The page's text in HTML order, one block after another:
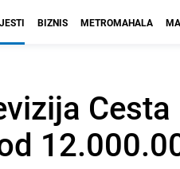
BIZNIS METROMAHALA